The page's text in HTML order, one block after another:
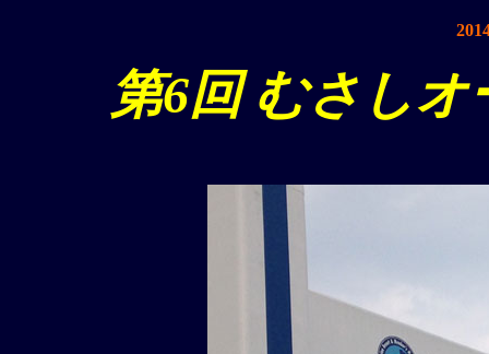
第6回 むさしオ